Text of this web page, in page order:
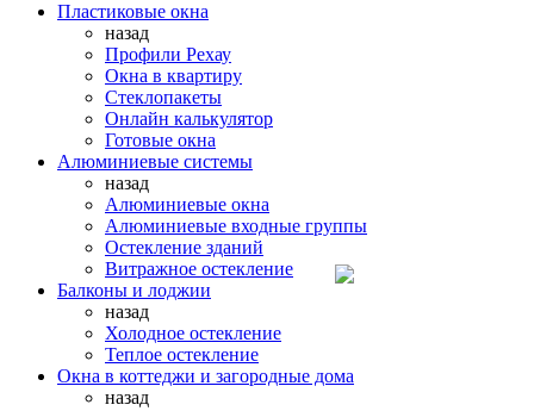
Пластиковые окна
назад
Профили Рехау
Окна в квартиру
Стеклопакеты
Онлайн калькулятор
Готовые окна
Алюминиевые системы
назад
Алюминиевые окна
Алюминиевые входные группы
Остекление зданий
Витражное остекление
Балконы и лоджии
назад
Холодное остекление
Теплое остекление
Окна в коттеджи и загородные дома
назад